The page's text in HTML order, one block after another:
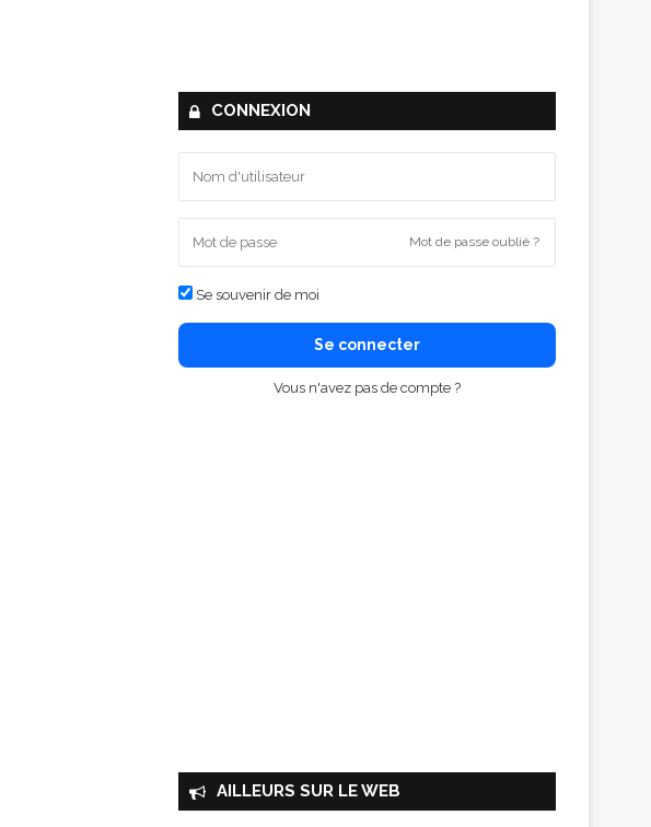
CONNEXION
Mot de passe oublié ?
Se souvenir de moi
Se connecter
Vous n'avez pas de compte ?
AILLEURS SUR LE WEB